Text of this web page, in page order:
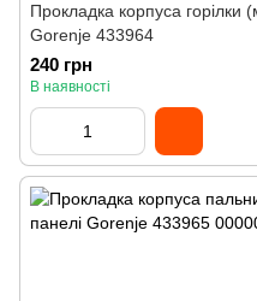
Прокладка корпуса горілки
Gorenje 433964
240 грн
В наявності